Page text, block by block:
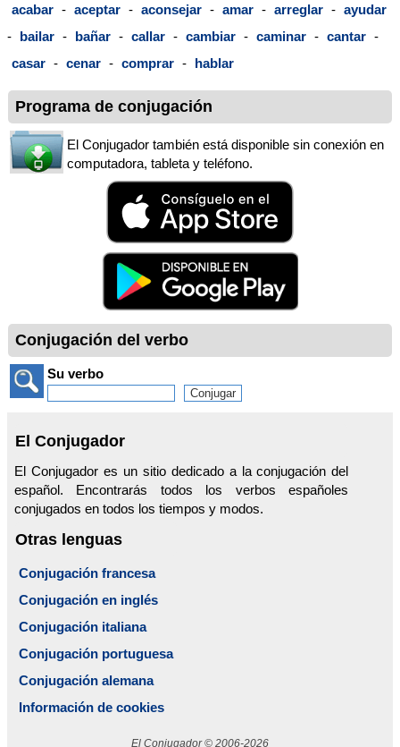
acabar - aceptar - aconsejar - amar - arreglar - ayudar
- bailar - bañar - callar - cambiar - caminar - cantar -
casar - cenar - comprar - hablar
Programa de conjugación
El Conjugador también está disponible sin conexión en
computadora, tableta y teléfono.
Conjugación del verbo
Su verbo
El Conjugador
El Conjugador es un sitio dedicado a la conjugación del
español. Encontrarás todos los verbos españoles
conjugados en todos los tiempos y modos.
Otras lenguas
Conjugación francesa
Conjugación en inglés
Conjugación italiana
Conjugación portuguesa
Conjugación alemana
Información de cookies
El Conjugador © 2006-2026